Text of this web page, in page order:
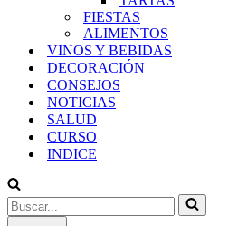
FIESTAS
ALIMENTOS
VINOS Y BEBIDAS
DECORACIÓN
CONSEJOS
NOTICIAS
SALUD
CURSO
INDICE
Buscar...